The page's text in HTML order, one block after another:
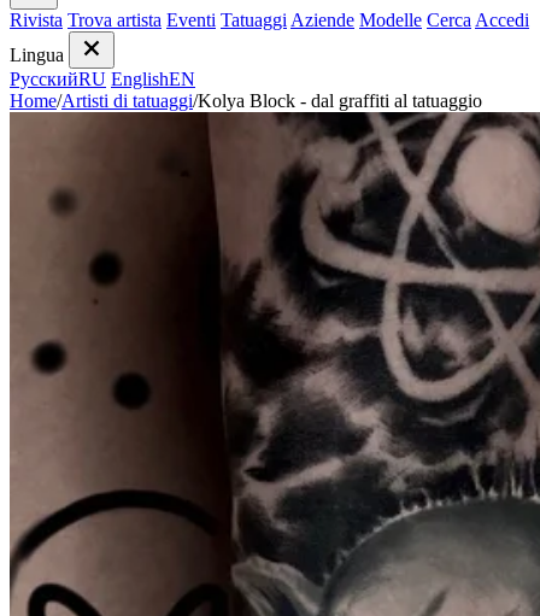
Rivista Trova artista Eventi Tatuaggi Aziende Modelle Cerca Accedi
Lingua
РусскийRU EnglishEN
Home/Artisti di tatuaggi/Kolya Block - dal graffiti al tatuaggio